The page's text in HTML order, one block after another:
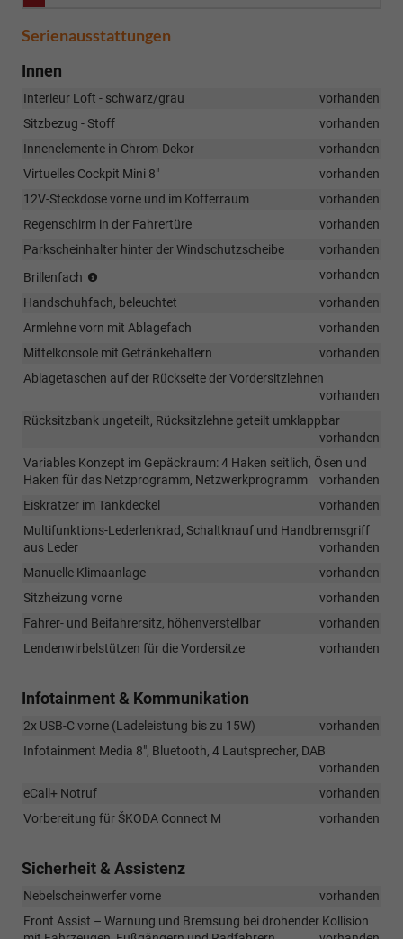
Serienausstattungen
Innen
Interieur Loft - schwarz/grau
vorhanden
Sitzbezug - Stoff
vorhanden
Innenelemente in Chrom-Dekor
vorhanden
Virtuelles Cockpit Mini 8"
vorhanden
12V-Steckdose vorne und im Kofferraum
vorhanden
Regenschirm in der Fahrertüre
vorhanden
Parkscheinhalter hinter der Windschutzscheibe
vorhanden
Brillenfach
mit
Panoramadach)
vorhanden
Handschuhfach, beleuchtet
vorhanden
Armlehne vorn mit Ablagefach
vorhanden
Mittelkonsole mit Getränkehaltern
vorhanden
Ablagetaschen auf der Rückseite der Vordersitzlehnen
vorhanden
Rücksitzbank ungeteilt, Rücksitzlehne geteilt umklappbar
vorhanden
Variables Konzept im Gepäckraum: 4 Haken seitlich, Ösen und
Haken für das Netzprogramm, Netzwerkprogramm
vorhanden
Eiskratzer im Tankdeckel
vorhanden
Multifunktions-Lederlenkrad, Schaltknauf und Handbremsgriff
aus Leder
vorhanden
Manuelle Klimaanlage
vorhanden
Sitzheizung vorne
vorhanden
Fahrer- und Beifahrersitz, höhenverstellbar
vorhanden
Lendenwirbelstützen für die Vordersitze
vorhanden
Infotainment & Kommunikation
2x USB-C vorne (Ladeleistung bis zu 15W)
vorhanden
Infotainment Media 8", Bluetooth, 4 Lautsprecher, DAB
vorhanden
eCall+ Notruf
vorhanden
Vorbereitung für ŠKODA Connect M
vorhanden
Sicherheit & Assistenz
Nebelscheinwerfer vorne
vorhanden
Front Assist – Warnung und Bremsung bei drohender Kollision